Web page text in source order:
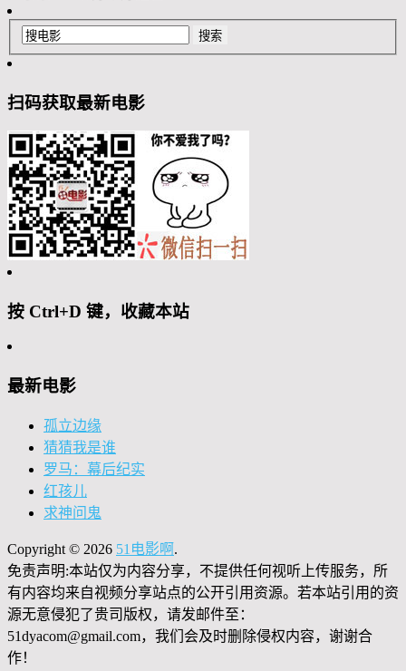
扫码获取最新电影
按 Ctrl+D 键，收藏本站
最新电影
孤立边缘
猜猜我是谁
罗马：幕后纪实
红孩儿
求神问鬼
Copyright © 2026 51电影啊 .
免责声明:本站仅为内容分享，不提供任何视听上传服务，所
有内容均来自视频分享站点的公开引用资源。若本站引用的资
源无意侵犯了贵司版权，请发邮件至：
51dyacom@gmail.com，我们会及时删除侵权内容，谢谢合
作！